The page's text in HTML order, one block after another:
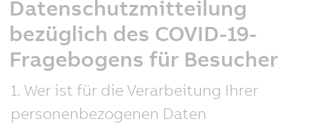
Datenschutzmitteilung
bezüglich des COVID-19-
Fragebogens für Besucher
1. Wer ist für die Verarbeitung Ihrer
personenbezogenen Daten